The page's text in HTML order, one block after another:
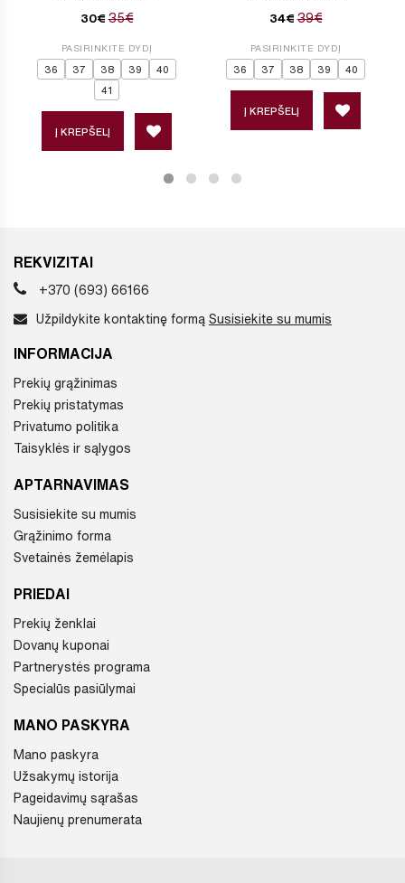
30€ 35€
PASIRINKITE DYDĮ
36 37 38 39 40
41
Į KREPŠELĮ
34€ 39€
PASIRINKITE DYDĮ
36 37 38 39 40
Į KREPŠELĮ
REKVIZITAI
+370 (693) 66166
Užpildykite kontaktinę formą Susisiekite su mumis
INFORMACIJA
Prekių grąžinimas
Prekių pristatymas
Privatumo politika
Taisyklės ir sąlygos
APTARNAVIMAS
Susisiekite su mumis
Grąžinimo forma
Svetainės žemėlapis
PRIEDAI
Prekių ženklai
Dovanų kuponai
Partnerystės programa
Specialūs pasiūlymai
MANO PASKYRA
Mano paskyra
Užsakymų istorija
Pageidavimų sąrašas
Naujienų prenumerata